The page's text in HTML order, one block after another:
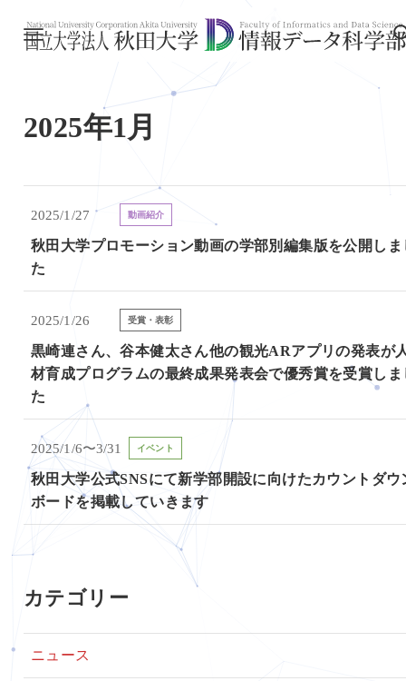
2025年1月
2025/1/27 動画紹介
秋田大学プロモーション動画の学部別編集版を公開しま
た
2025/1/26 受賞・表彰
黒崎連さん、谷本健太さん他の観光ARアプリの発表が
材育成プログラムの最終成果発表会で優秀賞を受賞しま
た
2025/1/6〜3/31 イベント
秋田大学公式SNSにて新学部開設に向けたカウントダウ
ボードを掲載していきます
カテゴリー
ニュース